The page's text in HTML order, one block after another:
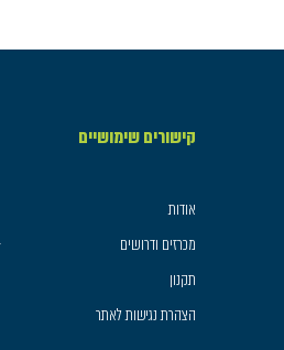
קישורים שימושיים
אודות
מכרזים ודרושים
תקנון
הצהרת נגישות לאתר